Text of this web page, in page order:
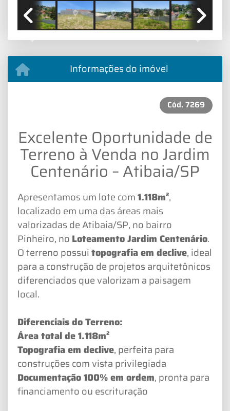
Previous Next
Informações do imóvel
Cód. 7269
Excelente Oportunidade de
Terreno à Venda no Jardim
Centenário – Atibaia/SP
Apresentamos um lote com1.118m²,
localizado em uma das áreas mais
valorizadas de Atibaia/SP, no bairro
Pinheiro, no Loteamento Jardim Centenário.
O terreno possui topografia em declive, ideal
para a construção de projetos arquitetônicos
diferenciados que valorizam a paisagem
local.
Diferenciais do Terreno:
Área total de 1.118m²
Topografia em declive, perfeita para
construções com vista privilegiada
Documentação 100% em ordem, pronta para
financiamento ou escrituração